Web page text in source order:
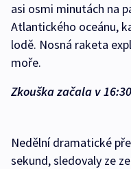
asi osmi minutách na
Atlantického oceánu,
lodě. Nosná raketa
moře.
Zkouška začala v 16:30
Nedělní dramatické
sekund, sledovaly ze